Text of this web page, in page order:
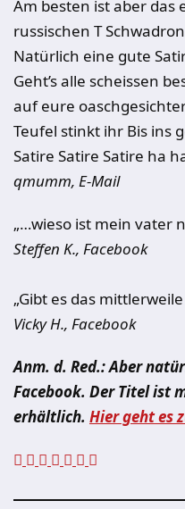
Am besten ist aber das
russischen T
Natürlich eine gute
Geht’s alle scheissen
auf eure
Teufel stinkt ihr Bis ins
Satire Satire Satire ha
qmumm, E-Mail
„…wieso ist mein vater
Steffen K., Facebook
„Gibt es das
Vicky H., Facebook
Anm. d. Red.: Aber
Facebook. Der Titel ist
erhältlich. Hier geht es